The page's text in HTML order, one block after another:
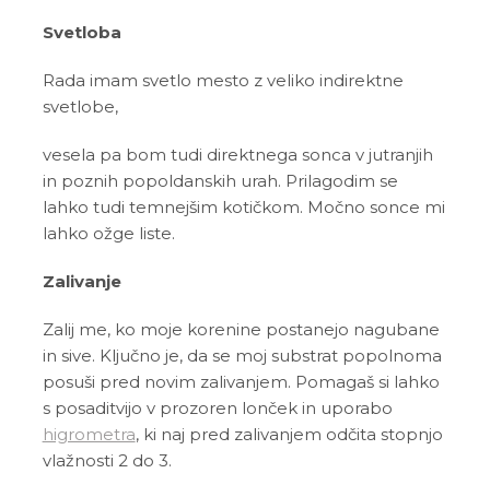
Svetloba
Rada imam svetlo mesto z veliko indirektne
svetlobe,
vesela pa bom tudi direktnega sonca v jutranjih
in poznih popoldanskih urah. Prilagodim se
lahko tudi temnejšim kotičkom. Močno sonce mi
lahko ožge liste.
Zalivanje
Zalij me, ko moje korenine postanejo nagubane
in sive. Ključno je, da se moj substrat popolnoma
posuši pred novim zalivanjem. Pomagaš si lahko
s posaditvijo v prozoren lonček in uporabo
higrometra, ki naj pred zalivanjem odčita stopnjo
vlažnosti 2 do 3.